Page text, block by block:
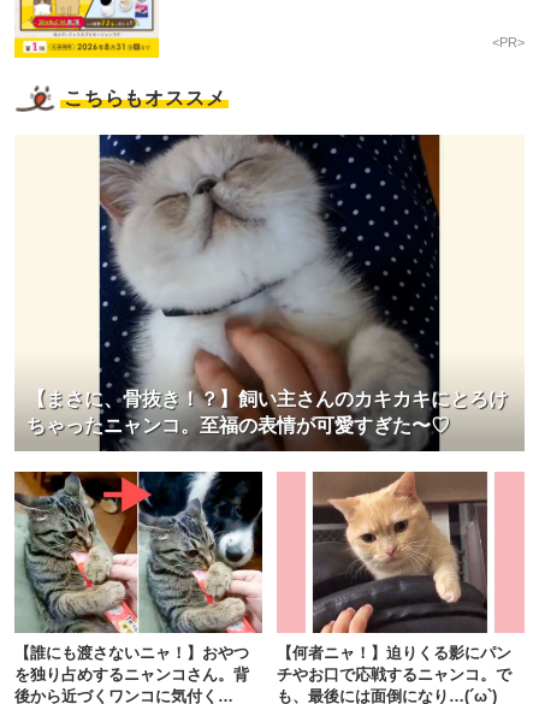
<PR>
こちらもオススメ
【まさに、骨抜き！？】飼い主さんのカキカキにとろけ
ちゃったニャンコ。至福の表情が可愛すぎた〜♡
【誰にも渡さないニャ！】おやつ
を独り占めするニャンコさん。背
後から近づくワンコに気付く
【何者ニャ！】迫りくる影にパン
チやお口で応戦するニャンコ。で
も、最後には面倒になり…(´ω`)